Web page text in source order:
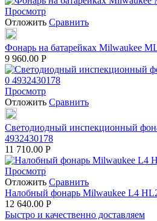
Просмотр
Отложить Сравнить
Фонарь на батарейках Milwaukee
9 960.00 Р
Просмотр
Отложить Сравнить
Светодиодный инспекционный
4932430178
11 710.00 Р
Просмотр
Отложить Сравнить
Налобный фонарь Milwaukee L4
12 640.00 Р
Быстро и качественно доставляем